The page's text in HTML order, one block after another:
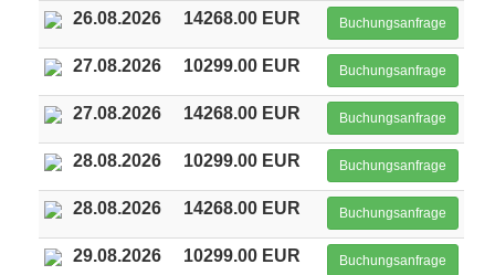
26.08.2026 14268.00 EUR Buchungsanfrage
27.08.2026 10299.00 EUR Buchungsanfrage
27.08.2026 14268.00 EUR Buchungsanfrage
28.08.2026 10299.00 EUR Buchungsanfrage
28.08.2026 14268.00 EUR Buchungsanfrage
29.08.2026 10299.00 EUR Buchungsanfrage